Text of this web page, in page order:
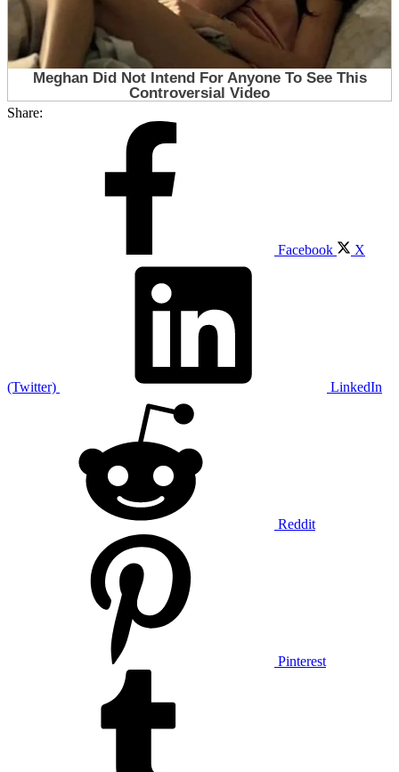
Share:
Facebook X
(Twitter) LinkedIn
Reddit
Pinterest